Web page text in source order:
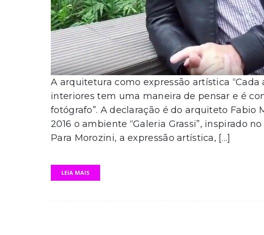
A arquitetura como expressão artística
interiores tem uma maneira de pensar e é
fotógrafo”. A declaração é do arquiteto Fabio
2016 o ambiente “Galeria Grassi”, inspirado
Para Morozini, a expressão artística, […]
LEIA MAIS